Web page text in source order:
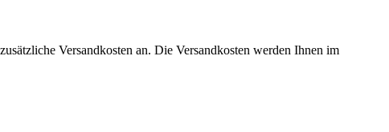
Versandkosten an. Die Versandkosten werden Ihnen im